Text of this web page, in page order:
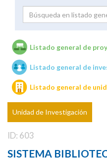
Unidades de
Listado general de
Listado general de
Listado general de
Unidad de Investigación
ID: 603
SISTEMA